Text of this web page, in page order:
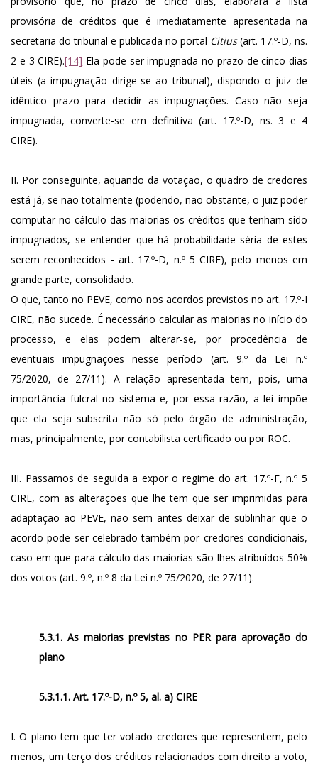
provisória de créditos que é imediatamente apresentada na
secretaria do tribunal e publicada no portal Citius(art. 17.º-D, ns.
2 e 3 CIRE).[14] Ela pode ser impugnada no prazo de cinco dias
úteis (a impugnação dirige-se ao tribunal), dispondo o juiz de
idêntico prazo para decidir as impugnações. Caso não seja
impugnada, converte-se em definitiva (art. 17.º-D, ns. 3 e 4
CIRE).
II. Por conseguinte, aquando da votação, o quadro de credores
está já, se não totalmente (podendo, não obstante, o juiz poder
computar no cálculo das maiorias os créditos que tenham sido
impugnados, se entender que há probabilidade séria de estes
serem reconhecidos - art. 17.º-D, n.º 5 CIRE), pelo menos em
grande parte, consolidado.
O que, tanto no PEVE, como nos acordos previstos no art. 17.º-I
CIRE, não sucede. É necessário calcular as maiorias no início do
processo, e elas podem alterar-se, por procedência de
eventuais impugnações nesse período (art. 9.º da Lei n.º
75/2020, de 27/11). A relação apresentada tem, pois, uma
importância fulcral no sistema e, por essa razão, a lei impõe
que ela seja subscrita não só pelo órgão de administração,
mas, principalmente, por contabilista certificado ou por ROC.
III. Passamos de seguida a expor o regime do art. 17.º-F, n.º 5
CIRE, com as alterações que lhe tem que ser imprimidas para
adaptação ao PEVE, não sem antes deixar de sublinhar que o
acordo pode ser celebrado também por credores condicionais,
caso em que para cálculo das maiorias são-lhes atribuídos 50%
dos votos (art. 9.º, n.º 8 da Lei n.º 75/2020, de 27/11).
5.3.1. As maiorias previstas no PER para aprovação do
plano
5.3.1.1. Art. 17.º-D, n.º 5, al. a) CIRE
I. O plano tem que ter votado credores que representem, pelo
menos, um terço dos créditos relacionados com direito a voto,